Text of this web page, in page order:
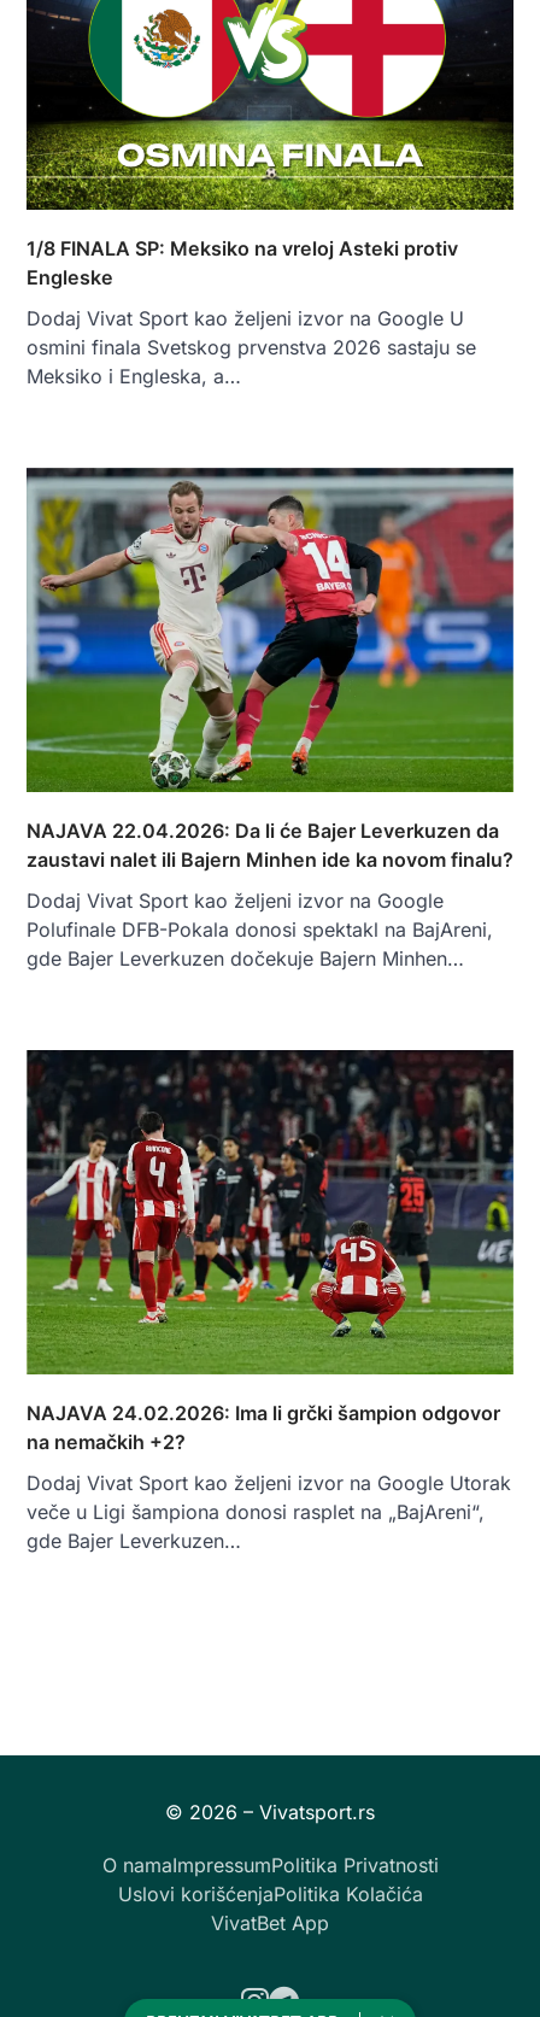
1/8 FINALA SP: Meksiko na vreloj Asteki protiv
Engleske
Dodaj Vivat Sport kao željeni izvor na Google U
osmini finala Svetskog prvenstva 2026 sastaju se
Meksiko i Engleska, a…
NAJAVA 22.04.2026: Da li će Bajer Leverkuzen da
zaustavi nalet ili Bajern Minhen ide ka novom finalu?
Dodaj Vivat Sport kao željeni izvor na Google
Polufinale DFB-Pokala donosi spektakl na BajAreni,
gde Bajer Leverkuzen dočekuje Bajern Minhen…
NAJAVA 24.02.2026: Ima li grčki šampion odgovor
na nemačkih +2?
Dodaj Vivat Sport kao željeni izvor na Google Utorak
veče u Ligi šampiona donosi rasplet na „BajAreni“,
gde Bajer Leverkuzen…
O namaImpressumPolitika Privatnosti
Uslovi korišćenjaPolitika Kolačića
VivatBet App